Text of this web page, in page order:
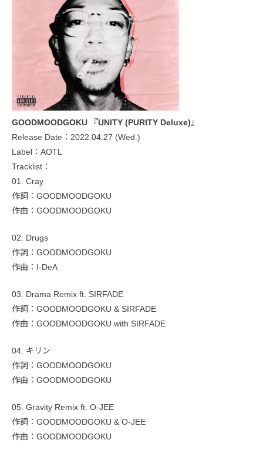
GOODMOODGOKU 『UNITY (PURITY Deluxe)』
Release Date：2022.04.27 (Wed.)
Label：AOTL
Tracklist：
01. Cray
作詞：GOODMOODGOKU
作曲：GOODMOODGOKU
02. Drugs
作詞：GOODMOODGOKU
作曲：I-DeA
03. Drama Remix ft. SIRFADE
作詞：GOODMOODGOKU & SIRFADE
作曲：GOODMOODGOKU with SIRFADE
04. キリン
作詞：GOODMOODGOKU
作曲：GOODMOODGOKU
05. Gravity Remix ft. O-JEE
作詞：GOODMOODGOKU & O-JEE
作曲：GOODMOODGOKU